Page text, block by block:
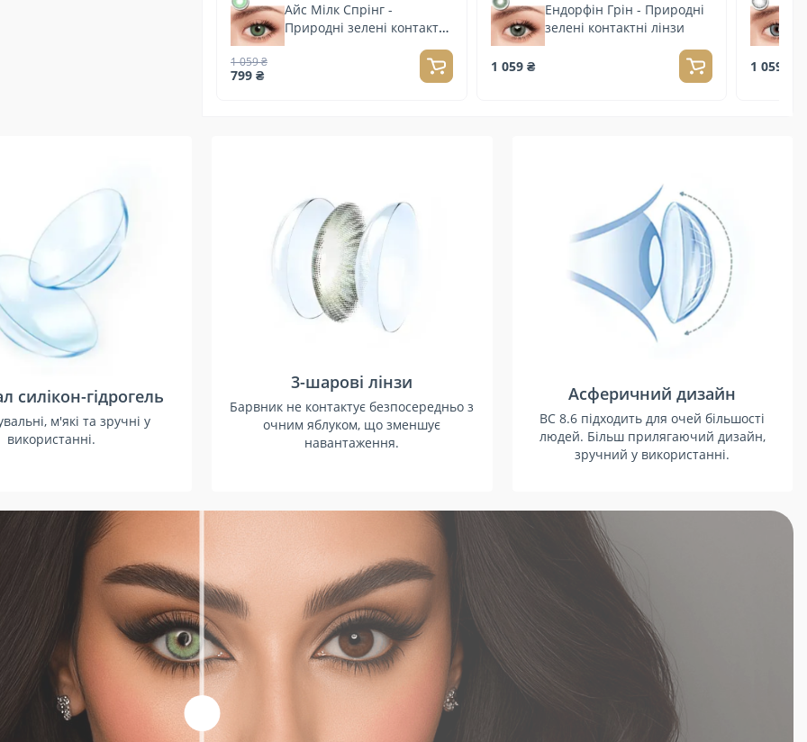
Айс Мілк Спрінг -
Природні зелені контактні
1 059 ₴
799 ₴
Ендорфін Грін - Природні
зелені контактні лінзи
1 059 ₴ 1 059 ₴
силікон-гідрогель
м'які та зручні у
використанні.
3-шарові лінзи
Барвник не контактує безпосередньо з
очним яблуком, що зменшує
навантаження.
Асферичний дизайн
BC 8.6 підходить для очей більшості
людей. Більш прилягаючий дизайн,
зручний у використанні.